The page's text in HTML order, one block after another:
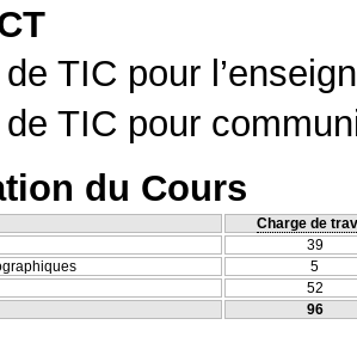
TIC pour
TIC pour
du Cours
Charge de
39
5
52
96